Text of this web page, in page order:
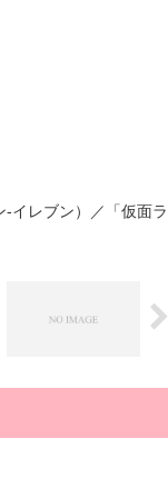
イレブン）／「仮面ラ